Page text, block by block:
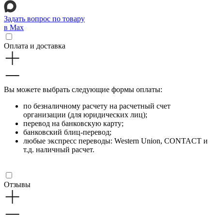
Задать вопрос по товару
в Max
Оплата и доставка
Вы можете выбрать следующие формы оплаты:
по безналичному расчету на расчетный счет
организации (для юридических лиц);
перевод на банковскую карту;
банковский блиц-перевод;
любые экспресс переводы: Western Union, CONTACT и
т.д. наличный расчет.
Отзывы